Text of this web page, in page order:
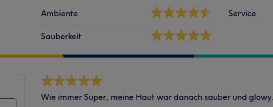
Ambiente
Sauberkeit
Service
Wie immer Super, meine Haut war danach sauber und glowy.